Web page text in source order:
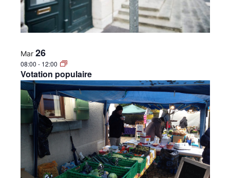
Mar 26
08:00 - 12:00
Votation populaire